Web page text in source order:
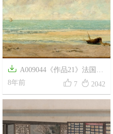
 A009044《作品21》法国画
家古斯塔夫·库尔贝高清作品
8年前  7  2042